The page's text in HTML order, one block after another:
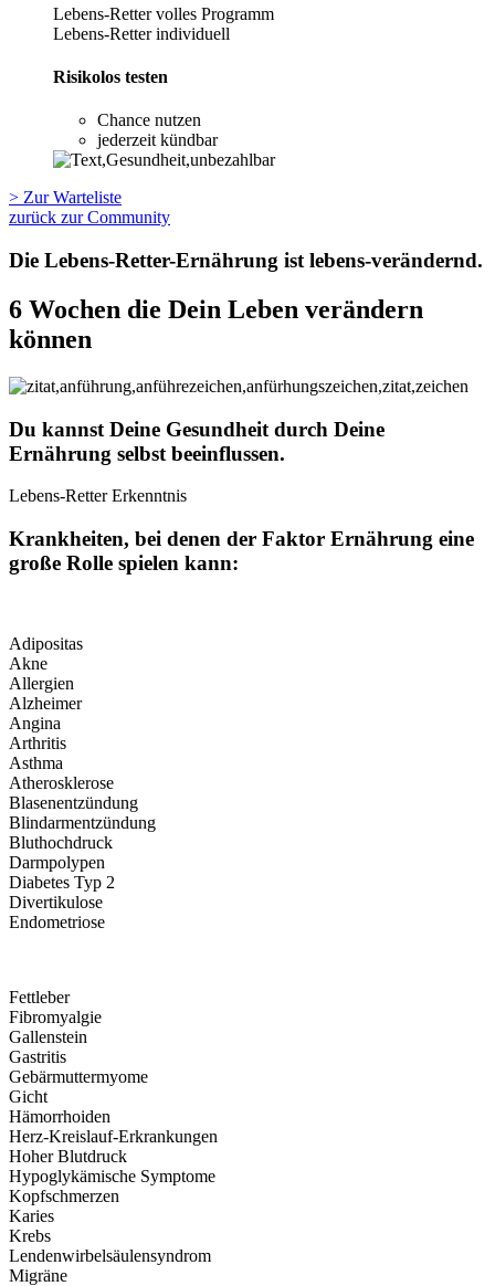
Lebens-Retter volles Programm
Lebens-Retter individuell
Risikolos testen
Chance nutzen
jederzeit kündbar
> Zur Warteliste
zurück zur Community
Die Lebens-Retter-Ernährung ist lebens-verändernd.
6 Wochen die Dein Leben verändern
können
Du kannst Deine Gesundheit durch Deine
Ernährung selbst beeinflussen.
Lebens-Retter Erkenntnis
Krankheiten, bei denen der Faktor Ernährung eine
große Rolle spielen kann:
Adipositas
Akne
Allergien
Alzheimer
Angina
Arthritis
Asthma
Atherosklerose
Blasenentzündung
Blindarmentzündung
Bluthochdruck
Darmpolypen
Diabetes Typ 2
Divertikulose
Endometriose
Fettleber
Fibromyalgie
Gallenstein
Gastritis
Gebärmuttermyome
Gicht
Hämorrhoiden
Herz-Kreislauf-Erkrankungen
Hoher Blutdruck
Hypoglykämische Symptome
Kopfschmerzen
Karies
Krebs
Lendenwirbelsäulensyndrom
Migräne